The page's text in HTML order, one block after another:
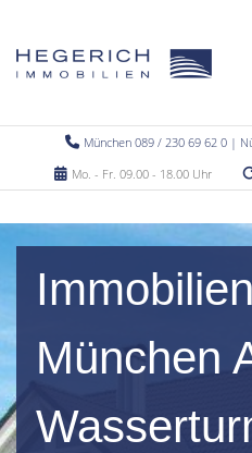
München 089 / 230 69 62 0 |
Mo. - Fr. 09.00 - 18.00 Uhr
München